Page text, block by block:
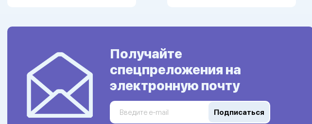
Получайте
спецпреложения на
электронную почту
Подписаться